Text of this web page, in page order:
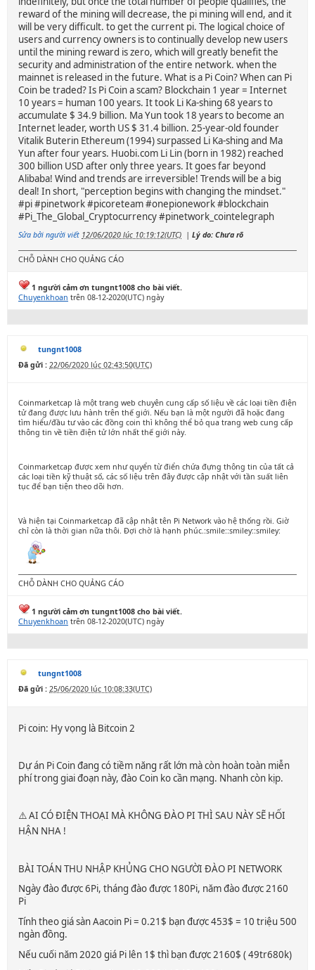
reward of the mining will decrease, the pi mining will end, and it
will be very difficult. to get the current pi. The logical choice of
users and currency owners is to continually develop new users
until the mining reward is zero, which will greatly benefit the
security and administration of the entire network. when the
mainnet is released in the future. What is a Pi Coin? When can Pi
Coin be traded? Is Pi Coin a scam? Blockchain 1 year = Internet
10 years = human 100 years. It took Li Ka-shing 68 years to
accumulate $ 34.9 billion. Ma Yun took 18 years to become an
Internet leader, worth US $ 31.4 billion. 25-year-old founder
Vitalik Buterin Ethereum (1994) surpassed Li Ka-shing and Ma
Yun after four years. Huobi.com Li Lin (born in 1982) reached
300 billion USD after only three years. It goes far beyond
Alibaba! Wind and trends are irreversible! Trends will be a big
deal! In short, "perception begins with changing the mindset."
#pi #pinetwork #picoreteam #onepionework #blockchain
#Pi_The_Global_Cryptocurrency #pinetwork_cointelegraph
Sửa bởi người viết 12/06/2020 lúc 10:19:12(UTC) | Lý do: Chưa rõ
CHỖ DÀNH CHO QUẢNG CÁO
1 người cảm ơn tungnt1008 cho bài viết.
Chuyenkhoan trên 08-12-2020(UTC) ngày
tungnt1008
Đã gửi : 22/06/2020 lúc 02:43:50(UTC)
Coinmarketcap là một trang web chuyên cung cấp số liệu về các loại tiền điện
tử đang được lưu hành trên thế giới. Nếu bạn là một người đã hoặc đang
tìm hiểu/đầu tư vào các đồng coin thì không thể bỏ qua trang web cung cấp
thông tin về tiền điện tử lớn nhất thế giới này.
Coinmarketcap được xem như quyển từ điển chứa đựng thông tin của tất cả
các loại tiền kỹ thuật số, các số liệu trên đây được cập nhật với tần suất liên
tục để bạn tiện theo dõi hơn.
Và hiện tại Coinmarketcap đã cập nhật tên Pi Network vào hệ thống rồi. Giờ
chỉ còn là thời gian nữa thôi. Đợi chờ là hạnh phúc.:smile::smiley::smiley:
CHỖ DÀNH CHO QUẢNG CÁO
1 người cảm ơn tungnt1008 cho bài viết.
Chuyenkhoan trên 08-12-2020(UTC) ngày
tungnt1008
Đã gửi : 25/06/2020 lúc 10:08:33(UTC)
Pi coin: Hy vọng là Bitcoin 2
Dự án Pi Coin đang có tiềm năng rất lớn mà còn hoàn toàn miễn
phí trong giai đoạn này, đào Coin ko cần mạng. Nhanh còn kịp.
⚠️ AI CÓ ĐIỆN THOẠI MÀ KHÔNG ĐÀO PI THÌ SAU NÀY SẼ HỐI
HẬN NHA !
BÀI TOÁN THU NHẬP KHỦNG CHO NGƯỜI ĐÀO PI NETWORK
Ngày đào được 6Pi, tháng đào được 180Pi, năm đào được 2160
Pi
Tính theo giá sàn Aacoin Pi = 0.21$ bạn được 453$ = 10 triệu 500
ngàn đồng.
Nếu cuối năm 2020 giá Pi lên 1$ thì bạn được 2160$ ( 49tr680k)